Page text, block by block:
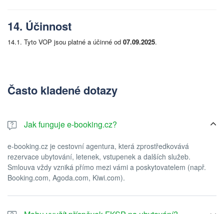
14. Účinnost
14.1. Tyto VOP jsou platné a účinné od 07.09.2025.
Často kladené dotazy
Jak funguje e-booking.cz?
e-booking.cz je cestovní agentura, která zprostředkovává
rezervace ubytování, letenek, vstupenek a dalších služeb.
Smlouva vždy vzniká přímo mezi vámi a poskytovatelem (např.
Booking.com, Agoda.com, Kiwi.com).